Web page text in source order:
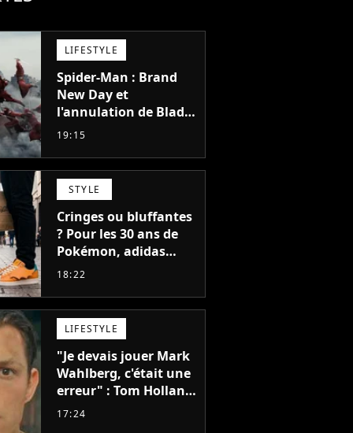
LIFESTYLE
Spider-Man : Brand
New Day et
l'annulation de Blade
montrent que Marvel
faire quoi que ce soit
de simple
19:15
STYLE
Cringes ou bluffantes
? Pour les 30 ans de
Pokémon, adidas
dévoile une énorme
et je ne sais pas quoi
en penser
18:22
LIFESTYLE
"Je devais jouer Mark
Wahlberg, c'était une
erreur" : Tom Holland,
la star de Spider-Man,
17:24